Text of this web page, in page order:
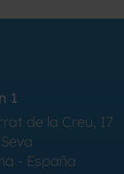
1
de la Creu, 17
- España